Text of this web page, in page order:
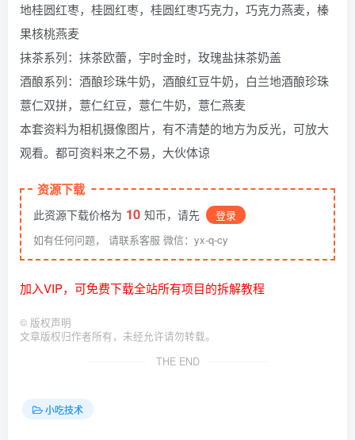
地桂圆红枣，桂圆红枣，桂圆红枣巧克力，巧克力燕麦，榛
果核桃燕麦
抹茶系列：抹茶欧蕾，宇时金时，玫瑰盐抹茶奶盖
酒酿系列：酒酿珍珠牛奶，酒酿红豆牛奶，白兰地酒酿珍珠
薏仁双拼，薏仁红豆，薏仁牛奶，薏仁燕麦
本套资料为相机摄像图片，有不清楚的地方为反光，可放大
观看。都可资料来之不易，大伙体谅
资源下载
此资源下载价格为 10 知币，请先
登录
如有任何问题， 请联系客服 微信：yx-q-cy
加入VIP，可免费下载全站所有项目的拆解教程
© 版权声明
文章版权归作者所有，未经允许请勿转载。
THE END
小吃技术